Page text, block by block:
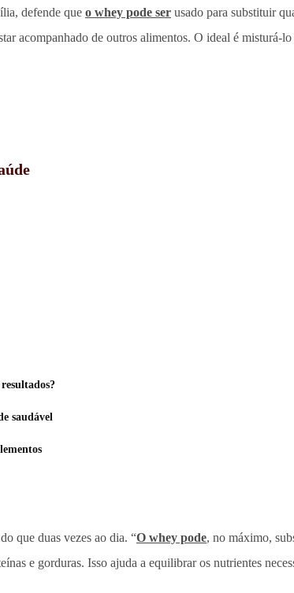
defende que o whey pode ser usado para substituir
acompanhado de outros alimentos. O ideal é misturá-
saudável
que duas vezes ao dia. “O whey pode, no máximo,
e gorduras. Isso ajuda a equilibrar os nutrientes